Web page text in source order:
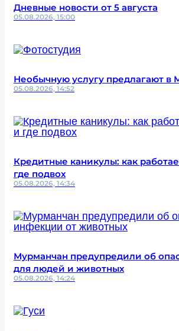
Дневные новости от 5 августа
05.08.2026, 15:00
Необычную услугу предлагают в
05.08.2026, 14:52
Кредитные каникулы: как
где подвох
05.08.2026, 14:34
Мурманчан предупредили об
для людей и животных
05.08.2026, 14:24